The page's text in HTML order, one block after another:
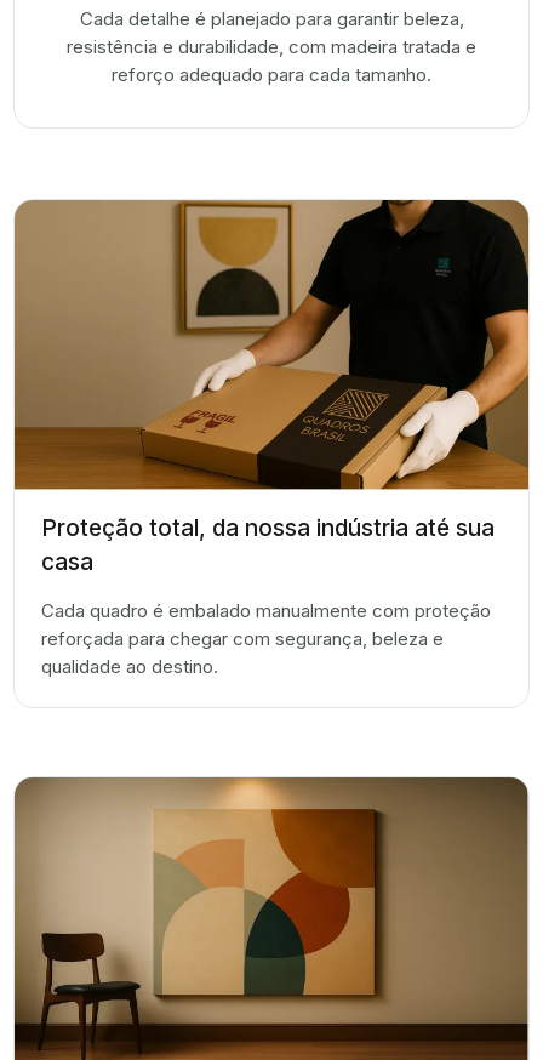
Cada detalhe é planejado para garantir beleza,
resistência e durabilidade, com madeira tratada e
reforço adequado para cada tamanho.
Proteção total, da nossa indústria até sua
casa
Cada quadro é embalado manualmente com proteção
reforçada para chegar com segurança, beleza e
qualidade ao destino.